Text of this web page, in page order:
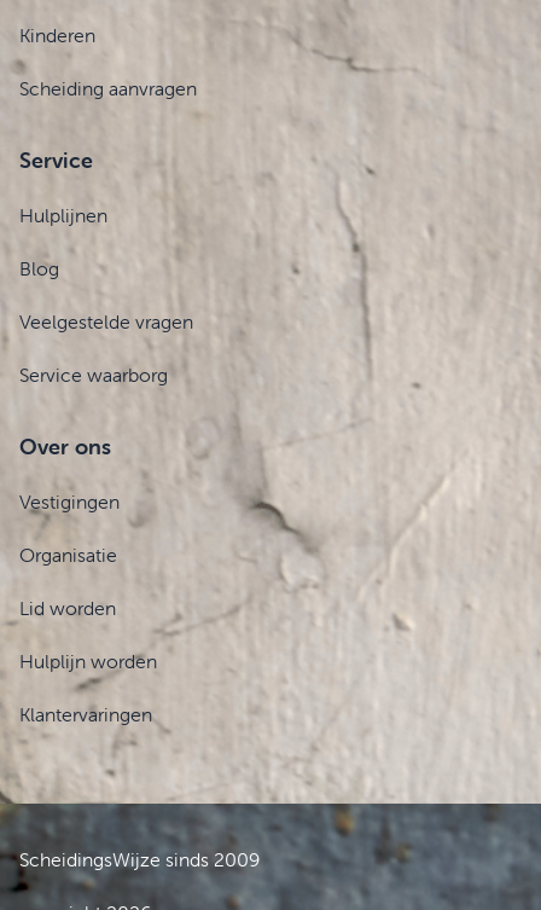
Kinderen
Scheiding aanvragen
Service
Hulplijnen
Blog
Veelgestelde vragen
Service waarborg
Over ons
Vestigingen
Organisatie
Lid worden
Hulplijn worden
Klantervaringen
ScheidingsWijze sinds 2009